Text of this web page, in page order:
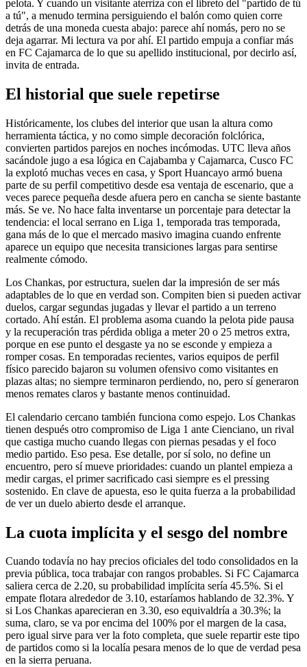
pelota. Y cuando un visitante aterriza con el libreto del "partido de tú
a tú", a menudo termina persiguiendo el balón como quien corre
detrás de una moneda cuesta abajo: parece ahí nomás, pero no se
deja agarrar. Mi lectura va por ahí. El partido empuja a confiar más
en FC Cajamarca de lo que su apellido institucional, por decirlo así,
invita de entrada.
El historial que suele repetirse
Históricamente, los clubes del interior que usan la altura como
herramienta táctica, y no como simple decoración folclórica,
convierten partidos parejos en noches incómodas. UTC lleva años
sacándole jugo a esa lógica en Cajabamba y Cajamarca, Cusco FC
la explotó muchas veces en casa, y Sport Huancayo armó buena
parte de su perfil competitivo desde esa ventaja de escenario, que a
veces parece pequeña desde afuera pero en cancha se siente bastante
más. Se ve. No hace falta inventarse un porcentaje para detectar la
tendencia: el local serrano en Liga 1, temporada tras temporada,
gana más de lo que el mercado masivo imagina cuando enfrente
aparece un equipo que necesita transiciones largas para sentirse
realmente cómodo.
Los Chankas, por estructura, suelen dar la impresión de ser más
adaptables de lo que en verdad son. Compiten bien si pueden activar
duelos, cargar segundas jugadas y llevar el partido a un terreno
cortado. Ahí están. El problema asoma cuando la pelota pide pausa
y la recuperación tras pérdida obliga a meter 20 o 25 metros extra,
porque en ese punto el desgaste ya no se esconde y empieza a
romper cosas. En temporadas recientes, varios equipos de perfil
físico parecido bajaron su volumen ofensivo como visitantes en
plazas altas; no siempre terminaron perdiendo, no, pero sí generaron
menos remates claros y bastante menos continuidad.
El calendario cercano también funciona como espejo. Los Chankas
tienen después otro compromiso de Liga 1 ante Cienciano, un rival
que castiga mucho cuando llegas con piernas pesadas y el foco
medio partido. Eso pesa. Ese detalle, por sí solo, no define un
encuentro, pero sí mueve prioridades: cuando un plantel empieza a
medir cargas, el primer sacrificado casi siempre es el pressing
sostenido. En clave de apuesta, eso le quita fuerza a la probabilidad
de ver un duelo abierto desde el arranque.
La cuota implícita y el sesgo del nombre
Cuando todavía no hay precios oficiales del todo consolidados en la
previa pública, toca trabajar con rangos probables. Si FC Cajamarca
saliera cerca de 2.20, su probabilidad implícita sería 45.5%. Si el
empate flotara alrededor de 3.10, estaríamos hablando de 32.3%. Y
si Los Chankas aparecieran en 3.30, eso equivaldría a 30.3%; la
suma, claro, se va por encima del 100% por el margen de la casa,
pero igual sirve para ver la foto completa, que suele repartir este tipo
de partidos como si la localía pesara menos de lo que de verdad pesa
en la sierra peruana.